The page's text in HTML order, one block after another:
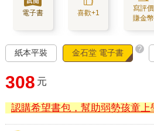
電子書 喜歡+1
寫評價
賺金幣
紙本平裝 金石堂 電子書 ?
308 元
認購希望書包，幫助弱勢孩童上